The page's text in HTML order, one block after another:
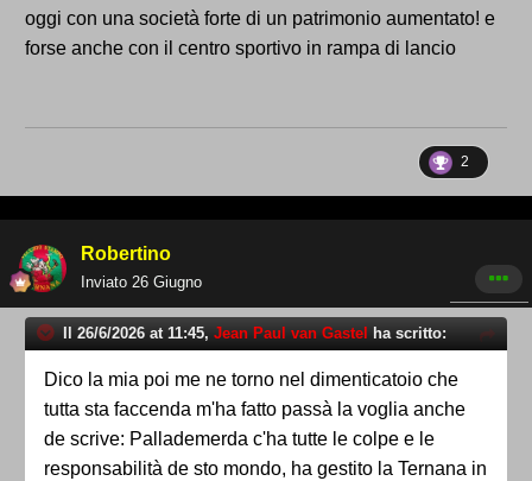
oggi con una società forte di un patrimonio aumentato! e
forse anche con il centro sportivo in rampa di lancio
2
Robertino
Inviato 26 Giugno
Il 26/6/2026 at 11:45, Jean Paul van Gastel ha scritto:
Dico la mia poi me ne torno nel dimenticatoio che
tutta sta faccenda m'ha fatto passà la voglia anche
de scrive: Pallademerda c'ha tutte le colpe e le
responsabilità de sto mondo, ha gestito la Ternana in